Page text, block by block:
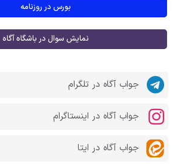
بورس در روزنامه
نمایش سوال در باشگاه آگاه
جواب آگاه در تلگرام
جواب آگاه در اینستاگرام
جواب آگاه در ایتا